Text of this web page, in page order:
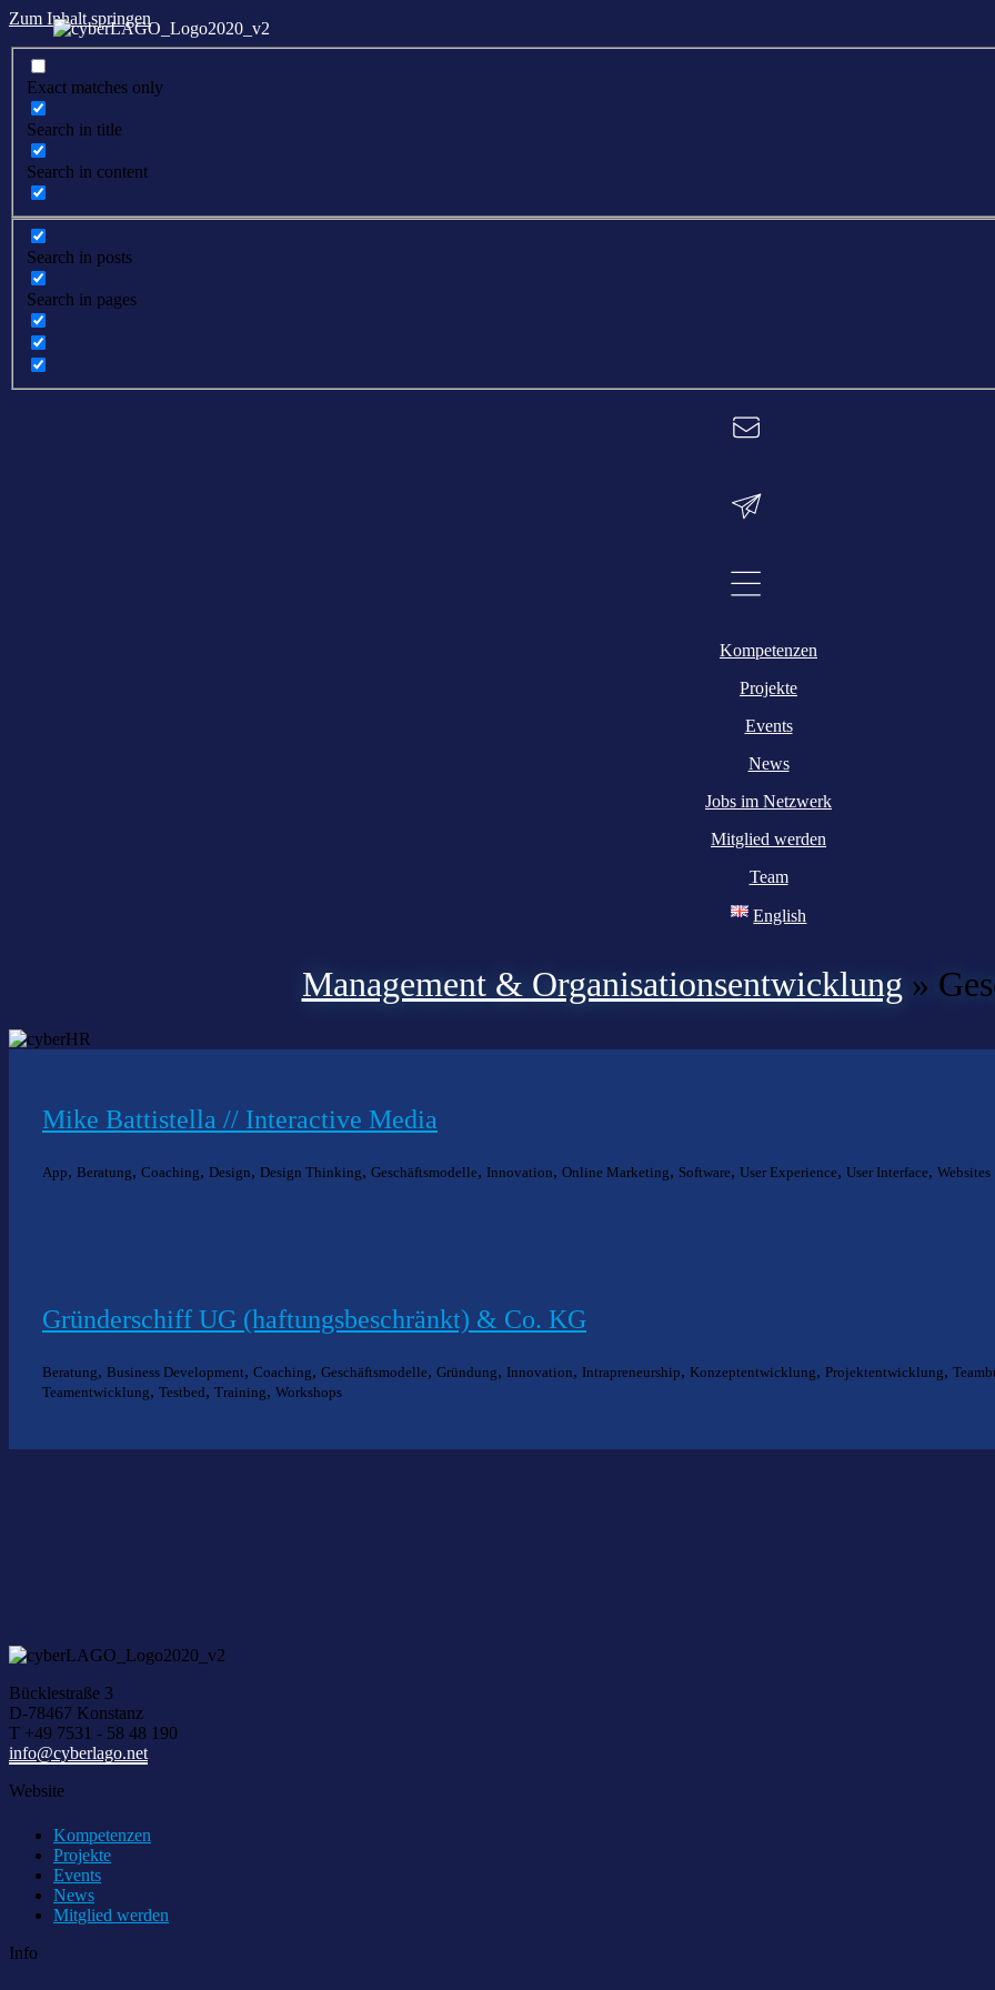
Zum Inhalt springen
Exact matches only
Search in title
Search in content
Search in posts
Search in pages
Kompetenzen
Projekte
Events
News
Jobs im Netzwerk
Mitglied werden
Team
English
Management & Organisationsentwicklung »
Mike Battistella // Interactive Media
App, Beratung, Coaching, Design, Design Thinking, Geschäftsmodelle, Innovation, Online Marketing, Software, User Experience, User Interface, Websites
Gründerschiff UG (haftungsbeschränkt) & Co. KG
Beratung, Business Development, Coaching, Geschäftsmodelle, Gründung, Innovation, Intrapreneurship, Konzeptentwicklung, Projektentwicklung,
Teamentwicklung, Testbed, Training, Workshops
Bücklestraße 3
D-78467 Konstanz
T +49 7531 - 58 48 190
info@cyberlago.net
Website
Kompetenzen
Projekte
Events
News
Mitglied werden
Info